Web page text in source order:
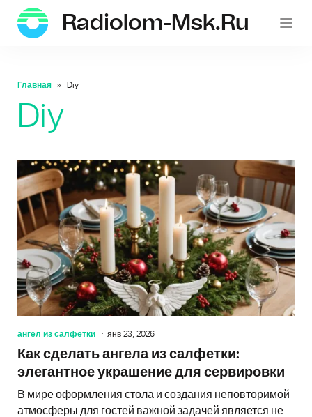
Radiolom-Msk.ru
Главная Diy
Diy
ангел из салфетки янв 23, 2026
Как сделать ангела из салфетки:
элегантное украшение для сервировки
В мире оформления стола и создания неповторимой
атмосферы для гостей важной задачей является не